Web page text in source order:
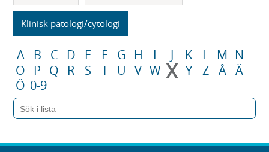
Klinisk patologi/cytologi
A B C D E F G H I J K L M N
O
P Q R S T U V W X Y Z Å Ä
Ö 0-9